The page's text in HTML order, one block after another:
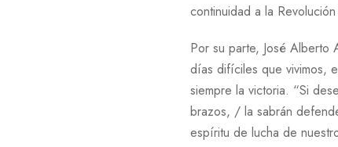
continuidad a la
Por su parte, José Alberto
días difíciles que vivimos,
siempre la victoria. “Si
brazos, / la sabrán
espíritu de lucha de